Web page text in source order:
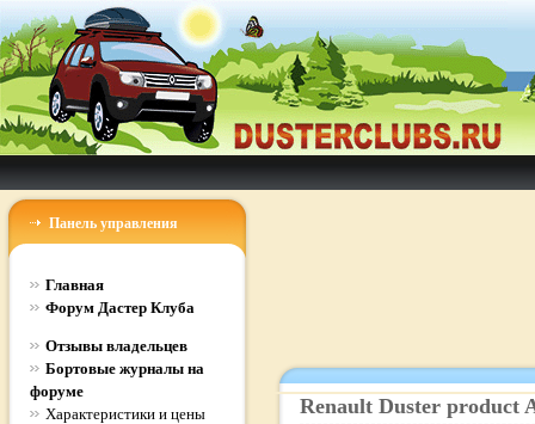
Панель управления
Главная
Форум Дастер Клуба
Отзывы владельцев
Бортовые журналы на
форуме
Характеристики и цены
Renault Duster product